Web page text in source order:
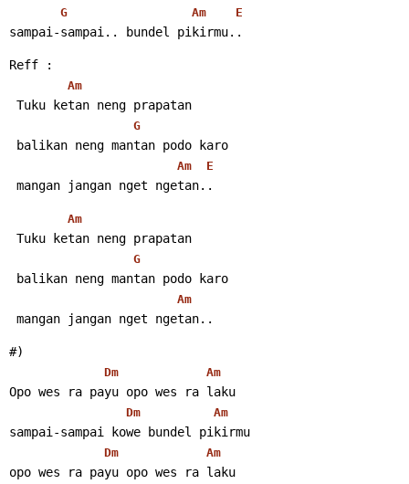
G Am E
sampai-sampai.. bundel pikirmu..
Reff :
Am
Tuku ketan neng prapatan
G
balikan neng mantan podo karo
Am E
mangan jangan nget ngetan..
Am
Tuku ketan neng prapatan
G
balikan neng mantan podo karo
Am
mangan jangan nget ngetan..
#)
Dm Am
Opo wes ra payu opo wes ra laku
Dm Am
sampai-sampai kowe bundel pikirmu
Dm Am
opo wes ra payu opo wes ra laku